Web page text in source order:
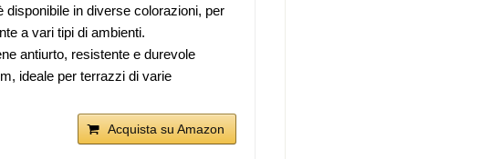
disponibile in diverse colorazioni, per
a vari tipi di ambienti.
antiurto, resistente e durevole
ideale per terrazzi di varie
Acquista su Amazon